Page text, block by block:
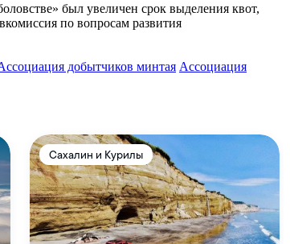
был увеличен срок выделения квот,
по вопросам развития
добытчиков минтая Ассоциация